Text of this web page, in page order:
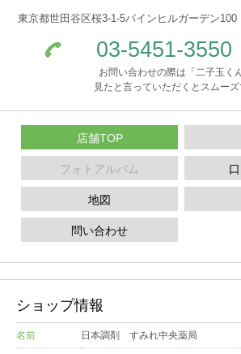
東京都世田谷区桜3-1-5パインヒルガーデン100
03-5451-3550
お問い合わせの際は「二子玉く
見たと言っていただくとスムーズ
店舗TOP
フォトアルバム
地図
問い合わせ
ショップ情報
名前 日本調剤 すみれ中央薬局